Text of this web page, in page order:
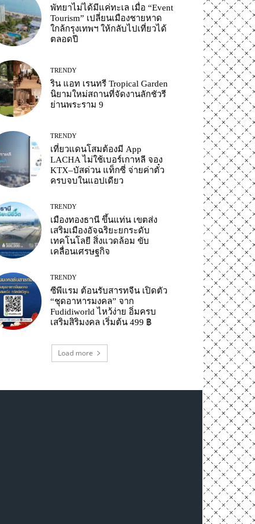
พัทยาไม่ได้มีแค่ทะเล เมื่อ “Event
Tourism” เปลี่ยนเมืองชายหาด
ใกล้กรุงเทพฯ ให้กลับไปเที่ยวได้
ตลอดปี
TRENDY
ริน แอท เรนทรี Tropical Garden
นิยามใหม่สถานที่จัดงานลักชัวรี
ย่านพระราม 9
TRENDY
เที่ยวแดนโสมต้องมี App
LACHA ไม่ใช้เบอร์เกาหลี จอง
KTX–บัสด่วน แท็กซี่ จ่ายค่าตั๋ว
ครบจบในแอปเดียว
TRENDY
เมืองทองธานี ขึ้นแท่น เขตส่ง
เสริมเมืองอัจฉริยะยกระดับ
เทคโนโลยี สิ่งแวดล้อม ขับ
เคลื่อนเศรษฐกิจ
TRENDY
ซีพีแรม ต้อนรับสารทจีน เปิดตัว
“ชุดอาหารมงคล” จาก
Fudidiworld ไหว้ง่าย อิ่มครบ
เสริมสิริมงคล เริ่มต้น 499 ฿
Load more